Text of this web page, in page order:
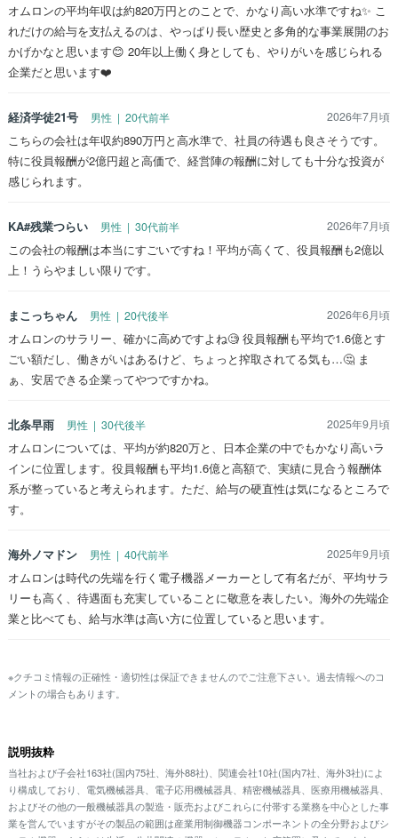
オムロンの平均年収は約820万円とのことで、かなり高い水準ですね✨ こ
れだけの給与を支払えるのは、やっぱり長い歴史と多角的な事業展開のお
かげかなと思います😊 20年以上働く身としても、やりがいを感じられる
企業だと思います❤️
経済学徒21号 男性 | 20代前半 2026年7月頃
こちらの会社は年収約890万円と高水準で、社員の待遇も良さそうです。
特に役員報酬が2億円超と高価で、経営陣の報酬に対しても十分な投資が
感じられます。
KA#残業つらい 男性 | 30代前半 2026年7月頃
この会社の報酬は本当にすごいですね！平均が高くて、役員報酬も2億以
上！うらやましい限りです。
まこっちゃん 男性 | 20代後半 2026年6月頃
オムロンのサラリー、確かに高めですよね🧐 役員報酬も平均で1.6億とす
ごい額だし、働きがいはあるけど、ちょっと搾取されてる気も…🤔 ま
ぁ、安居できる企業ってやつですかね。
北条早雨 男性 | 30代後半 2025年9月頃
オムロンについては、平均が約820万と、日本企業の中でもかなり高いラ
インに位置します。役員報酬も平均1.6億と高額で、実績に見合う報酬体
系が整っていると考えられます。ただ、給与の硬直性は気になるところで
す。
海外ノマドン 男性 | 40代前半 2025年9月頃
オムロンは時代の先端を行く電子機器メーカーとして有名だが、平均サラ
リーも高く、待遇面も充実していることに敬意を表したい。海外の先端企
業と比べても、給与水準は高い方に位置していると思います。
※クチコミ情報の正確性・適切性は保証できませんのでご注意下さい。過去情報へのコ
メントの場合もあります。
説明抜粋
当社および子会社163社(国内75社、海外88社)、関連会社10社(国内7社、海外3社)によ
り構成しており、電気機械器具、電子応用機械器具、精密機械器具、医療用機械器具、
およびその他の一般機械器具の製造・販売およびこれらに付帯する業務を中心とした事
業を営んでいますがその製品の範囲は産業用制御機器コンポーネントの全分野およびシ